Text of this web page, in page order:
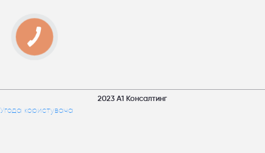
2023 А1 Консалтинг
Угода користувача